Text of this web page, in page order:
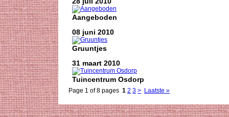
Aangeboden
08 juni 2010
Gruuntjes
31 maart 2010
Tuincentrum Osdorp
Page 1 of 8 pages 1 2 3 > Laatste »